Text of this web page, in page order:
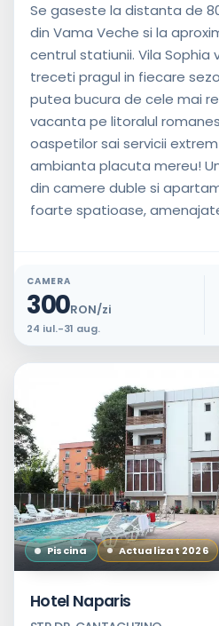
Se gaseste la distanta de
din Vama Veche si la
centrul statiunii. Vila Sophia
treceti pragul in fiecare
putea bucura de cele mai
vacanta pe litoralul
oaspetilor sai servicii
ambianta placuta mereu!
din camere duble si
foarte spatioase,
CAMERA
300RON/zi
24 iul.-31 aug.
Piscina Actualizat 2026
Hotel Naparis